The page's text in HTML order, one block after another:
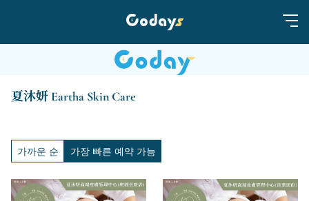
夏沐妍 Eartha Skin Care
가까운 순 가장 빠른 예약 가능